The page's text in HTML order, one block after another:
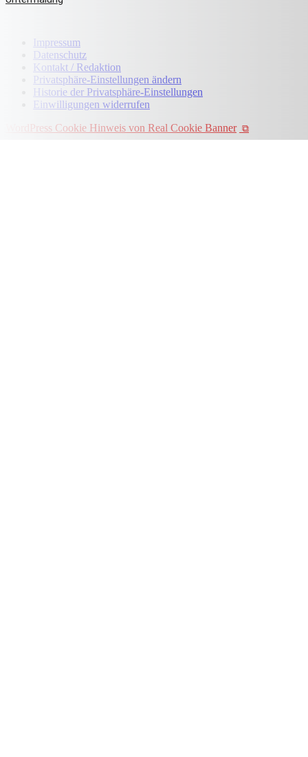
Impressum
Datenschutz
Kontakt / Redaktion
Privatsphäre-Einstellungen ändern
Historie der Privatsphäre-Einstellungen
Einwilligungen widerrufen
WordPress Cookie Hinweis von Real Cookie Banner